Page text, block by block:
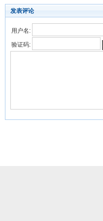
发表评论
用户名:
验证码: